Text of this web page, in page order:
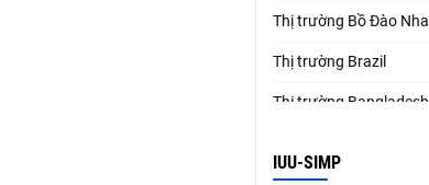
Thị trường Bồ Đào Nha
Thị trường Brazil
Thị trường Bangladesh
IUU-SIMP